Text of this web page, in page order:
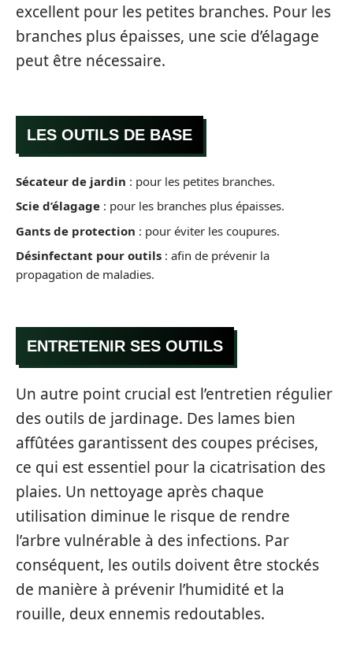
excellent pour les petites branches. Pour les
branches plus épaisses, une scie d’élagage
peut être nécessaire.
LES OUTILS DE BASE
Sécateur de jardin : pour les petites branches.
Scie d’élagage : pour les branches plus épaisses.
Gants de protection : pour éviter les coupures.
Désinfectant pour outils : afin de prévenir la
propagation de maladies.
ENTRETENIR SES OUTILS
Un autre point crucial est l’entretien régulier
des outils de jardinage. Des lames bien
affûtées garantissent des coupes précises,
ce qui est essentiel pour la cicatrisation des
plaies. Un nettoyage après chaque
utilisation diminue le risque de rendre
l’arbre vulnérable à des infections. Par
conséquent, les outils doivent être stockés
de manière à prévenir l’humidité et la
rouille, deux ennemis redoutables.